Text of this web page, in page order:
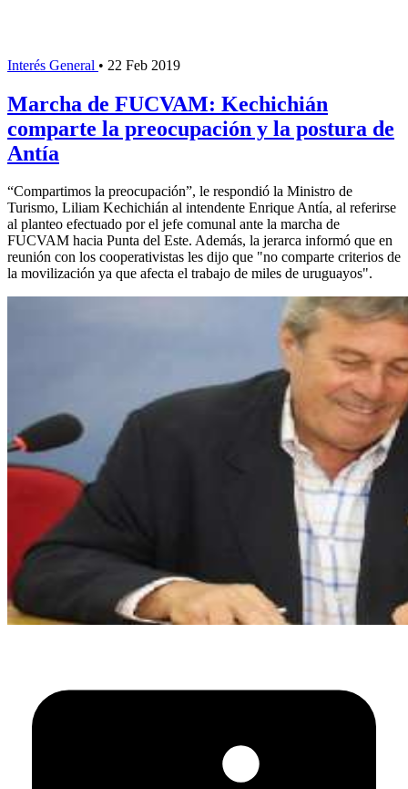
Interés General • 22 Feb 2019
Marcha de FUCVAM: Kechichián
comparte la preocupación y la postura de
Antía
“Compartimos la preocupación”, le respondió la Ministro de
Turismo, Liliam Kechichián al intendente Enrique Antía, al referirse
al planteo efectuado por el jefe comunal ante la marcha de
FUCVAM hacia Punta del Este. Además, la jerarca informó que en
reunión con los cooperativistas les dijo que "no comparte criterios de
la movilización ya que afecta el trabajo de miles de uruguayos".